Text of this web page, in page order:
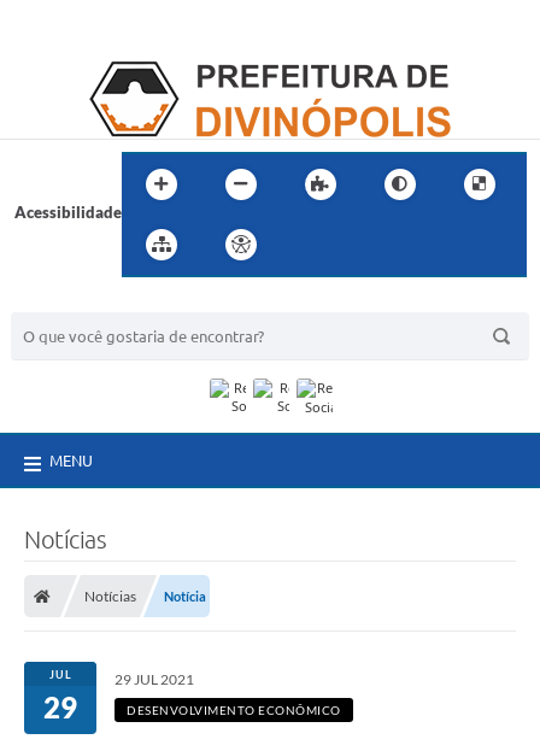
Acessibilidade
MENU
Notícias
Notícias Notícia
JUL
29
29 JUL 2021
DESENVOLVIMENTO ECONÔMICO